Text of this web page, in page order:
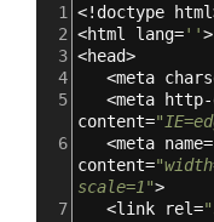
1
<!doctype
2 <html lang=''>
3 <head>
4
<meta
5
<meta http-
content=
6
<meta name=
content=
scale=1">
7
<link rel=